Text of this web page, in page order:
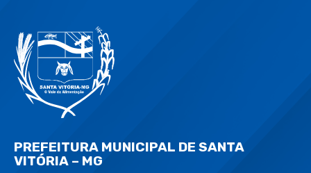
PREFEITURA MUNICIPAL DE SANTA
VITÓRIA – MG